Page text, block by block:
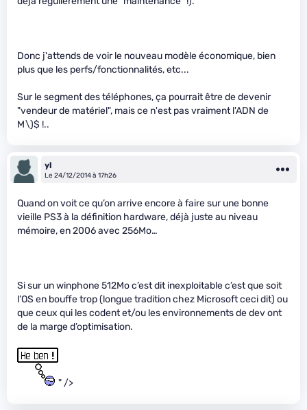
Donc j'attends de voir le nouveau modèle économique, bien
plus que les perfs/fonctionnalités, etc...
Sur le segment des téléphones, ça pourrait être de devenir
"vendeur de matériel", mais ce n'est pas vraiment l'ADN de
M\)$ !..
yl
Le 24/12/2014 à 17h26
Quand on voit ce qu’on arrive encore à faire sur une bonne
vieille PS3 à la définition hardware, déjà juste au niveau
mémoire, en 2006 avec 256Mo…
Si sur un winphone 512Mo c’est dit inexploitable c’est que soit
l’OS en bouffe trop (longue tradition chez Microsoft ceci dit) ou
que ceux qui les codent et/ou les environnements de dev ont
de la marge d’optimisation.
" />